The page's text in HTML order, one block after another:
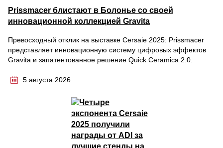
Prissmacer блистают в Болонье со своей
инновационной коллекцией Gravita
Превосходный отклик на выставке Cersaie 2025: Prissmacer
представляет инновационную систему цифровых эффектов
Gravita и запатентованное решение Quick Ceramica 2.0.
5 августа 2026